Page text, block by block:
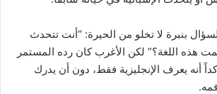
بنبرة لا تخلو من الحيرة: “أنت تتحدث
هذه اللغة؟” لكن الأغرب كان رده المستمر
أنه يعرف الإنجليزية فقط، دون أن يدرك